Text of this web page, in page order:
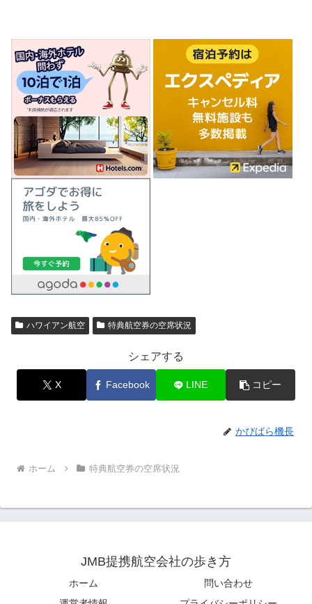
ハワイアン航空 特典航空券の空席状況
シェアする
X Facebook LINE コピー
かぴばら機長
ホーム 特典航空券の空席状況
JMB提携航空会社の歩き方
ホーム
問い合わせ